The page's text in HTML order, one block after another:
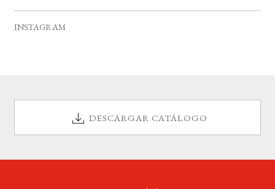
e
INSTAGRAM
DESCARGAR CATÁLOGO